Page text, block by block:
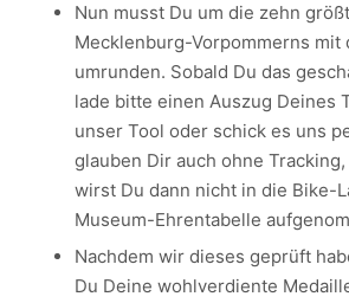
Nun musst Du um die zehn
Mecklenburg-Vorpommerns mit
umrunden. Sobald Du das
lade bitte einen Auszug Deines
unser Tool oder schick es uns
glauben Dir auch ohne
wirst Du dann nicht in die Bike-
Museum-Ehrentabelle
Nachdem wir dieses geprüft
Du Deine wohlverdiente